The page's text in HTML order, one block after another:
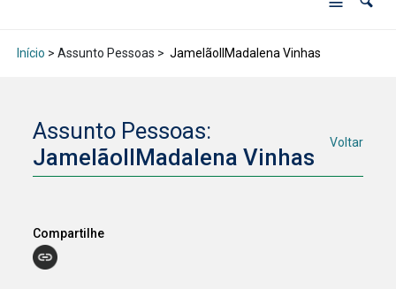
Início > Assunto Pessoas > JamelãoIIMadalena Vinhas
Assunto Pessoas:
JamelãoIIMadalena Vinhas
Voltar
Compartilhe